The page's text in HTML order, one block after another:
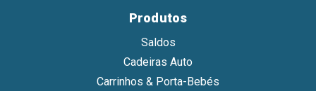
Produtos
Saldos
Cadeiras Auto
Carrinhos & Porta-Bebés